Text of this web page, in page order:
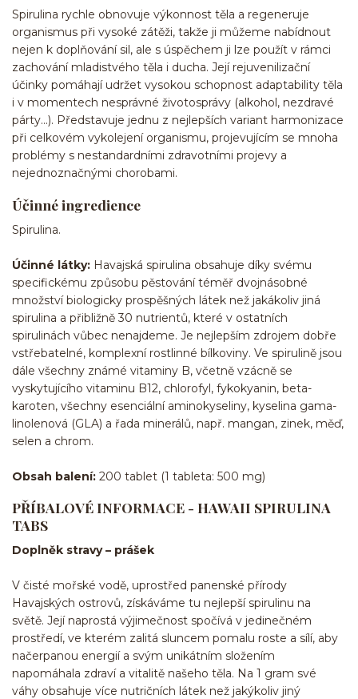
Spirulina rychle obnovuje výkonnost těla a regeneruje
organismus při vysoké zátěži, takže ji můžeme nabídnout
nejen k doplňování sil, ale s úspěchem ji lze použít v rámci
zachování mladistvého těla i ducha. Její rejuvenilizační
účinky pomáhají udržet vysokou schopnost adaptability těla
i v momentech nesprávné životosprávy (alkohol, nezdravé
párty...). Představuje jednu z nejlepších variant harmonizace
při celkovém vykolejení organismu, projevujícím se mnoha
problémy s nestandardními zdravotními projevy a
nejednoznačnými chorobami.
Účinné ingredience
Spirulina.
Účinné látky: Havajská spirulina obsahuje díky svému
specifickému způsobu pěstování téměř dvojnásobné
množství biologicky prospěšných látek než jakákoliv jiná
spirulina a přibližně 30 nutrientů, které v ostatních
spirulinách vůbec nenajdeme. Je nejlepším zdrojem dobře
vstřebatelné, komplexní rostlinné bílkoviny. Ve spirulině jsou
dále všechny známé vitaminy B, včetně vzácně se
vyskytujícího vitaminu B12, chlorofyl, fykokyanin, beta-
karoten, všechny esenciální aminokyseliny, kyselina gama-
linolenová (GLA) a řada minerálů, např. mangan, zinek, měď,
selen a chrom.
Obsah balení: 200 tablet (1 tableta: 500 mg)
PŘÍBALOVÉ INFORMACE - HAWAII SPIRULINA
TABS
Doplněk stravy – prášek
V čisté mořské vodě, uprostřed panenské přírody
Havajských ostrovů, získáváme tu nejlepší spirulinu na
světě. Její naprostá výjimečnost spočívá v jedinečném
prostředí, ve kterém zalitá sluncem pomalu roste a sílí, aby
načerpanou energií a svým unikátním složením
napomáhala zdraví a vitalitě našeho těla. Na 1 gram své
váhy obsahuje více nutričních látek než jakýkoliv jiný